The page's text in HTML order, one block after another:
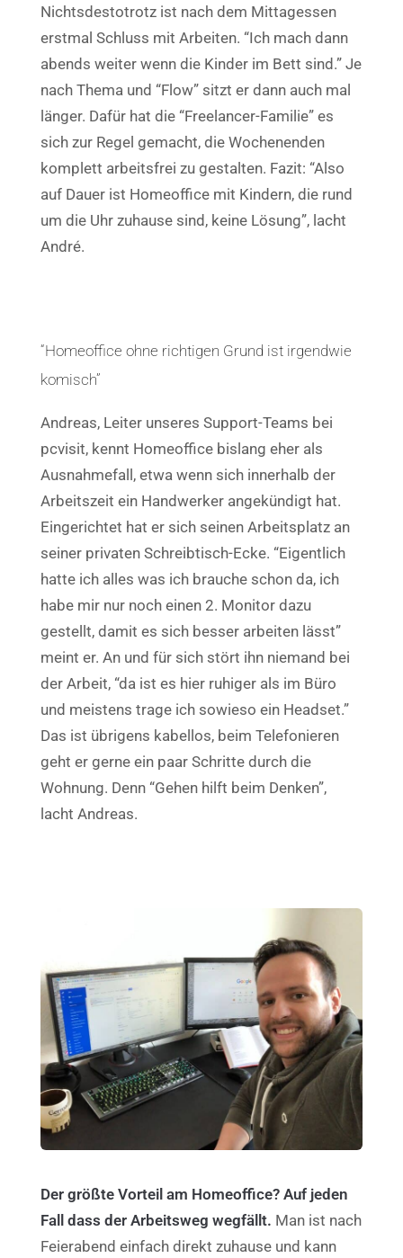
Nichtsdestotrotz ist nach dem Mittagessen
erstmal Schluss mit Arbeiten. “Ich mach dann
abends weiter wenn die Kinder im Bett sind.” Je
nach Thema und “Flow” sitzt er dann auch mal
länger. Dafür hat die “Freelancer-Familie” es
sich zur Regel gemacht, die Wochenenden
komplett arbeitsfrei zu gestalten. Fazit: “Also
auf Dauer ist Homeoffice mit Kindern, die rund
um die Uhr zuhause sind, keine Lösung”, lacht
André.
“Homeoffice ohne richtigen Grund ist irgendwie
komisch”
Andreas, Leiter unseres Support-Teams bei
pcvisit, kennt Homeoffice bislang eher als
Ausnahmefall, etwa wenn sich innerhalb der
Arbeitszeit ein Handwerker angekündigt hat.
Eingerichtet hat er sich seinen Arbeitsplatz an
seiner privaten Schreibtisch-Ecke. “Eigentlich
hatte ich alles was ich brauche schon da, ich
habe mir nur noch einen 2. Monitor dazu
gestellt, damit es sich besser arbeiten lässt”
meint er. An und für sich stört ihn niemand bei
der Arbeit, “da ist es hier ruhiger als im Büro
und meistens trage ich sowieso ein Headset.”
Das ist übrigens kabellos, beim Telefonieren
geht er gerne ein paar Schritte durch die
Wohnung. Denn “Gehen hilft beim Denken”,
lacht Andreas.
Der größte Vorteil am Homeoffice? Auf jeden
Fall dass der Arbeitsweg wegfällt. Man ist nach
Feierabend einfach direkt zuhause und kann